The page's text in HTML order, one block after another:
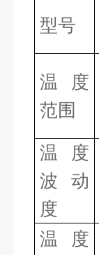
型号
温度
范围
温度
波动
度
温度